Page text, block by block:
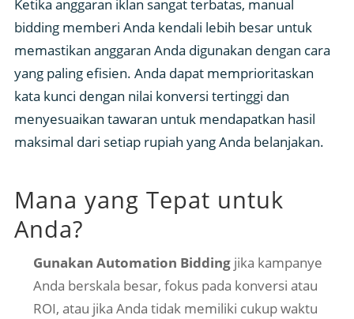
Ketika anggaran iklan sangat terbatas, manual
bidding memberi Anda kendali lebih besar untuk
memastikan anggaran Anda digunakan dengan cara
yang paling efisien. Anda dapat memprioritaskan
kata kunci dengan nilai konversi tertinggi dan
menyesuaikan tawaran untuk mendapatkan hasil
maksimal dari setiap rupiah yang Anda belanjakan.
Mana yang Tepat untuk
Anda?
Gunakan Automation Bidding jika kampanye
Anda berskala besar, fokus pada konversi atau
ROI, atau jika Anda tidak memiliki cukup waktu